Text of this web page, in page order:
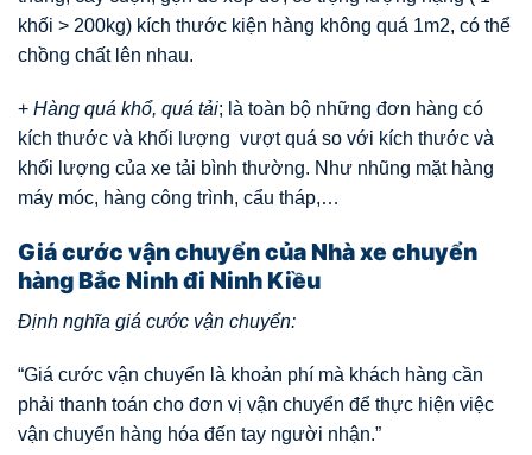
khối > 200kg) kích thước kiện hàng không quá 1m2, có thể
chồng chất lên nhau.
+ Hàng quá khổ, quá tải; là toàn bộ những đơn hàng có
kích thước và khối lượng vượt quá so với kích thước và
khối lượng của xe tải bình thường. Như nhũng mặt hàng
máy móc, hàng công trình, cẩu tháp,…
Giá cước vận chuyển của Nhà xe chuyển
hàng Bắc Ninh đi Ninh Kiều
Định nghĩa giá cước vận chuyển:
“Giá cước vận chuyển là khoản phí mà khách hàng cần
phải thanh toán cho đơn vị vận chuyển để thực hiện việc
vận chuyển hàng hóa đến tay người nhận.”